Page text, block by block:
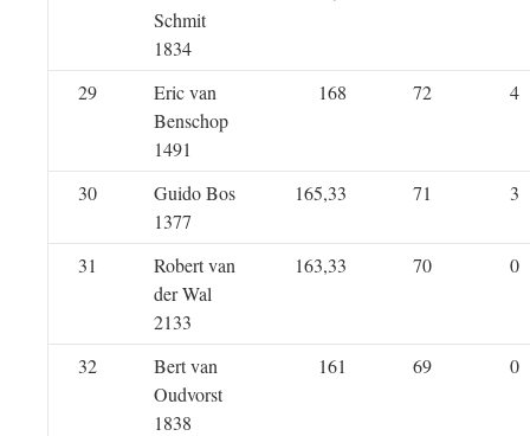
Schmit
1834
29
Eric van
Benschop
1491
168 72 4
30
Guido Bos
1377
165,33 71 3
31
Robert van
der Wal
2133
163,33 70 0
32
Bert van
Oudvorst
1838
161 69 0